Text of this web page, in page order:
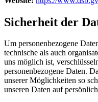
Sicherheit der
Um personenbezogene
technische als auch
uns möglich ist,
personenbezogene Daten.
unserer Möglichkeiten so
unseren Daten auf